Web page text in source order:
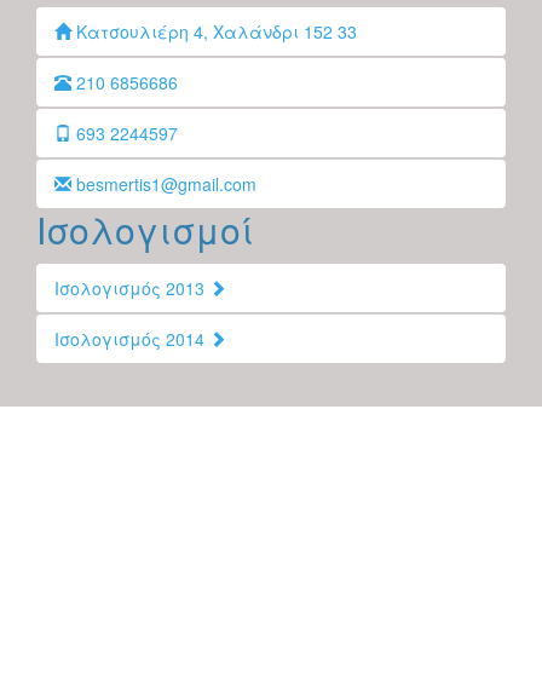
Κατσουλιέρη 4, Χαλάνδρι 152 33
210 6856686
693 2244597
besmertis1@gmail.com
Ισολογισμοί
Ισολογισμός 2013
Ισολογισμός 2014